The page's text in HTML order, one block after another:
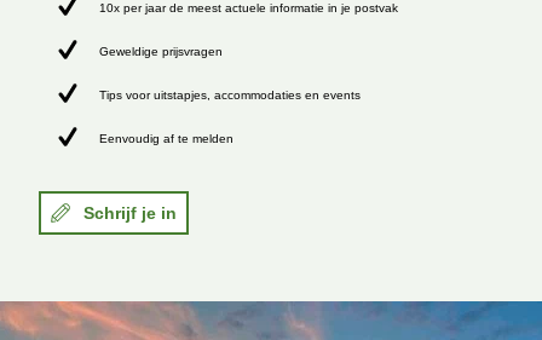
10x per jaar de meest actuele informatie in je postvak
Geweldige prijsvragen
Tips voor uitstapjes, accommodaties en events
Eenvoudig af te melden
Schrijf je in